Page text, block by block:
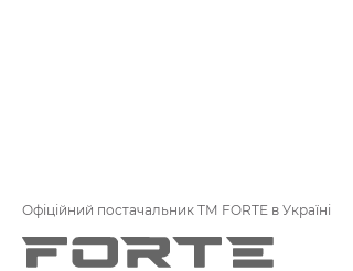
Офіційний постачальник ТМ FORTE в Україні